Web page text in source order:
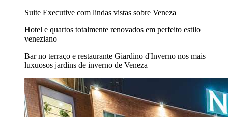
Suite Executive com lindas vistas sobre Veneza
Hotel e quartos totalmente renovados em perfeito estilo
veneziano
Bar no terraço e restaurante Giardino d'Inverno nos mais
luxuosos jardins de inverno de Veneza